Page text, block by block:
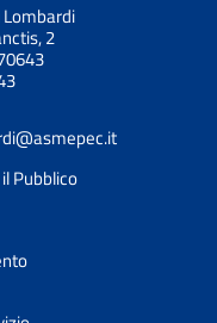
2
Pubblico